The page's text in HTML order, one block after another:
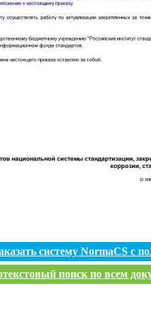
систему NormaCS с
поиск по всем